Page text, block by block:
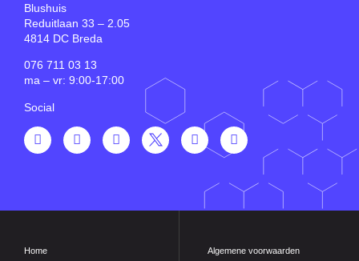
Blushuis
Reduitlaan 33 – 2.05
4814 DC Breda
076 711 03 13
ma – vr: 9:00-17:00
Social
Home Algemene voorwaarden